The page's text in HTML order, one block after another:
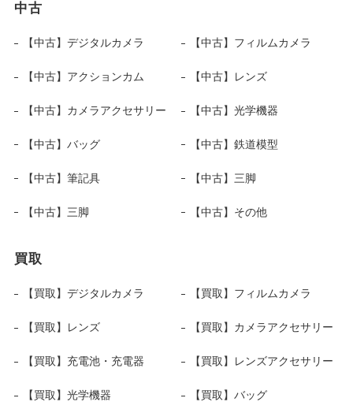
中古
【中古】デジタルカメラ 【中古】フィルムカメラ
【中古】アクションカム 【中古】レンズ
【中古】カメラアクセサリー 【中古】光学機器
【中古】バッグ 【中古】鉄道模型
【中古】筆記具 【中古】三脚
【中古】三脚 【中古】その他
買取
【買取】デジタルカメラ 【買取】フィルムカメラ
【買取】レンズ 【買取】カメラアクセサリー
【買取】充電池・充電器 【買取】レンズアクセサリー
【買取】光学機器 【買取】バッグ